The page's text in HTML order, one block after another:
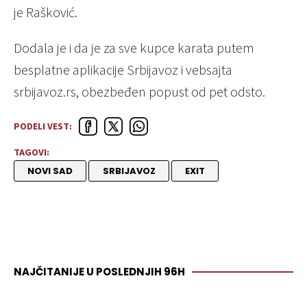
je Rašković.
Dodala je i da je za sve kupce karata putem
besplatne aplikacije Srbijavoz i vebsajta
srbijavoz.rs, obezbeđen popust od pet odsto.
PODELI VEST:
TAGOVI:
NOVI SAD SRBIJAVOZ EXIT
NAJČITANIJE U POSLEDNJIH 96H